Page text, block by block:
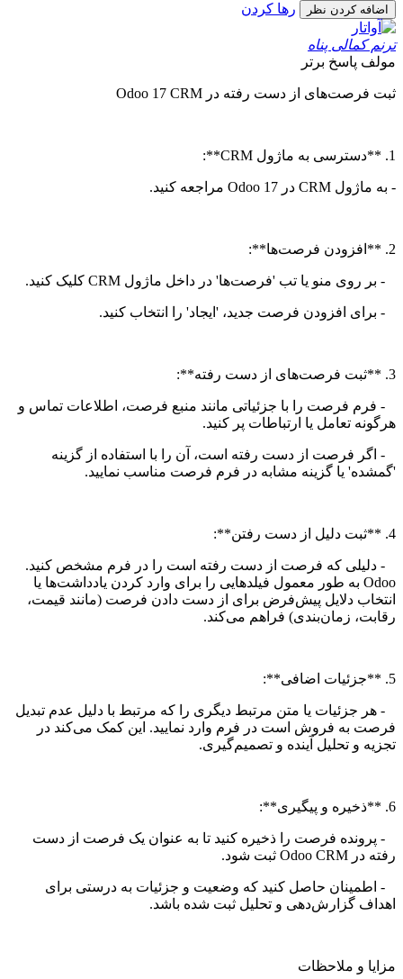
اضافه کردن نظر رها کردن
ترنم کمالی پناه
مولف پاسخ برتر
ثبت فرصت‌های از دست رفته در Odoo 17 CRM
1. **دسترسی به ماژول CRM**:
- به ماژول CRM در Odoo 17 مراجعه کنید.
2. **افزودن فرصت‌ها**:
- بر روی منو یا تب 'فرصت‌ها' در داخل ماژول CRM کلیک کنید.
- برای افزودن فرصت جدید، 'ایجاد' را انتخاب کنید.
3. **ثبت فرصت‌های از دست رفته**:
- فرم فرصت را با جزئیاتی مانند منبع فرصت، اطلاعات تماس و
هرگونه تعامل یا ارتباطات پر کنید.
- اگر فرصت از دست رفته است، آن را با استفاده از گزینه
'گمشده' یا گزینه مشابه در فرم فرصت مناسب نمایید.
4. **ثبت دلیل از دست رفتن**:
- دلیلی که فرصت از دست رفته است را در فرم مشخص کنید.
Odoo به طور معمول فیلدهایی را برای وارد کردن یادداشت‌ها یا
انتخاب دلایل پیش‌فرض برای از دست دادن فرصت (مانند قیمت،
رقابت، زمان‌بندی) فراهم می‌کند.
5. **جزئیات اضافی**:
- هر جزئیات یا متن مرتبط دیگری را که مرتبط با دلیل عدم تبدیل
فرصت به فروش است در فرم وارد نمایید. این کمک می‌کند در
تجزیه و تحلیل آینده و تصمیم‌گیری.
6. **ذخیره و پیگیری**:
- پرونده فرصت را ذخیره کنید تا به عنوان یک فرصت از دست
رفته در Odoo CRM ثبت شود.
- اطمینان حاصل کنید که وضعیت و جزئیات به درستی برای
اهداف گزارش‌دهی و تحلیل ثبت شده باشد.
مزایا و ملاحظات